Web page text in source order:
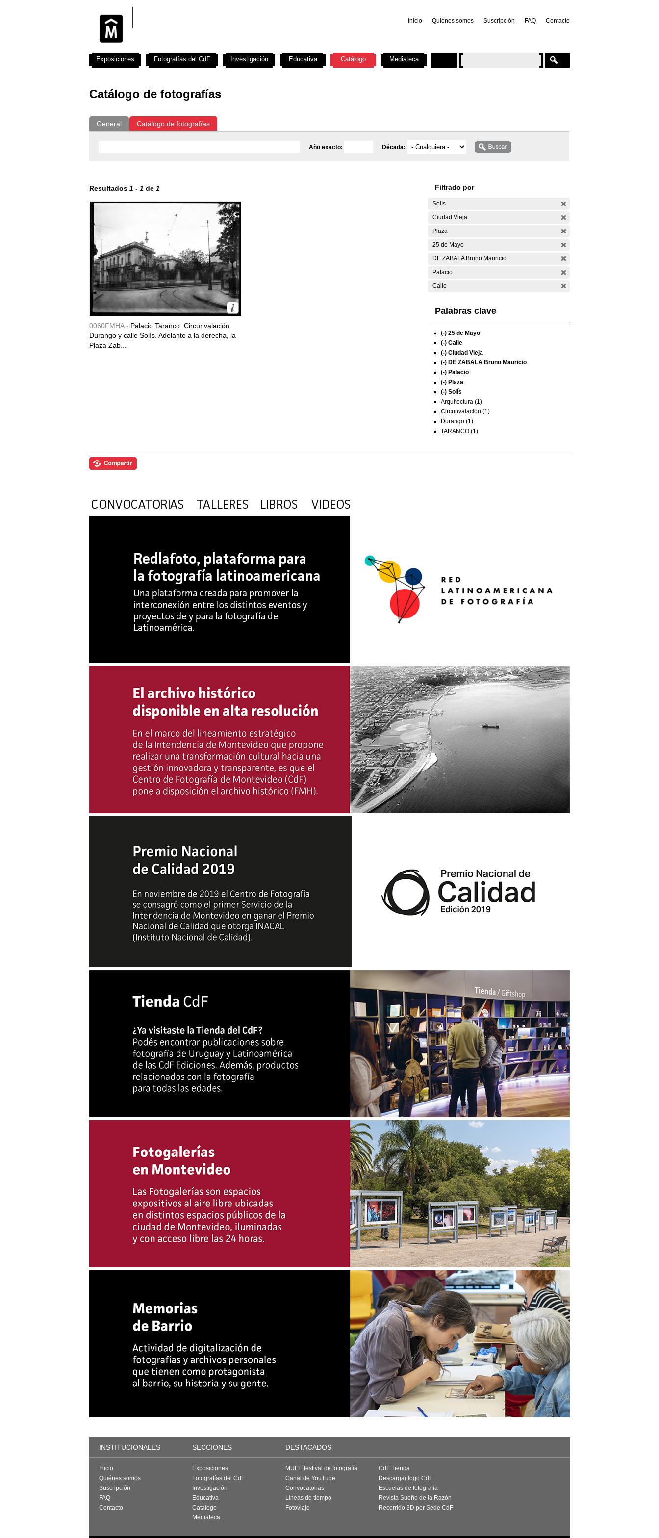
Inicio Quiénes somos Suscripción FAQ Contacto
Catálogo de fotografías
General Catálogo de fotografías
Año exacto: Década:
Resultados 1 - 1 de 1
0060FMHA - Palacio Taranco. Circunvalación
Durango y calle Solís. Adelante a la derecha, la
Plaza Zab...
Filtrado por
Solís
Ciudad Vieja
Plaza
25 de Mayo
DE ZABALA Bruno Mauricio
Palacio
Calle
Palabras clave
(-) 25 de Mayo
(-) Calle
(-) Ciudad Vieja
(-) DE ZABALA Bruno Mauricio
(-) Palacio
(-) Plaza
(-) Solís
Arquitectura (1)
Circunvalación (1)
Durango (1)
TARANCO (1)
Exposiciones Fotografías del CdF Investigación Educativa Catálogo Mediateca
INSTITUCIONALES SECCIONES DESTACADOS
Inicio
Quiénes somos
Suscripción
FAQ
Contacto
Exposiciones
Fotografías del CdF
Investigación
Educativa
Catálogo
Mediateca
MUFF, festival de fotografía
Canal de YouTube
Convocatorias
Líneas de tiempo
Fotoviaje
CdF Tienda
Descargar logo CdF
Escuelas de fotografía
Revista Sueño de la Razón
Recorrido 3D por Sede CdF